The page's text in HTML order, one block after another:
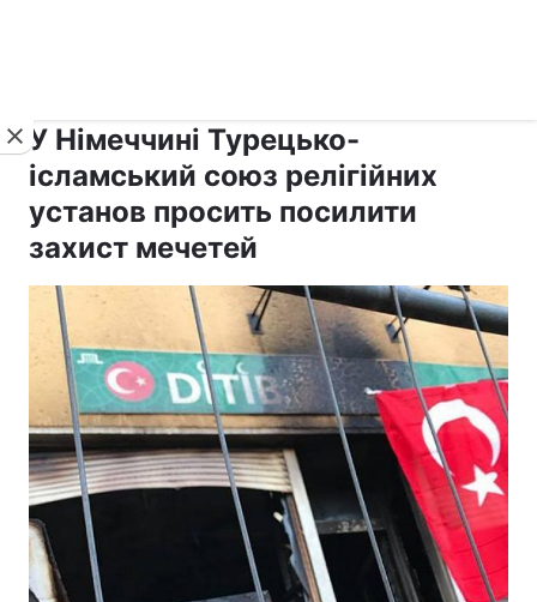
У Німеччині Турецько-
ісламський союз релігійних
установ просить посилити
захист мечетей